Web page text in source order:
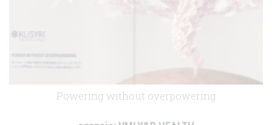
Powering without overpowering